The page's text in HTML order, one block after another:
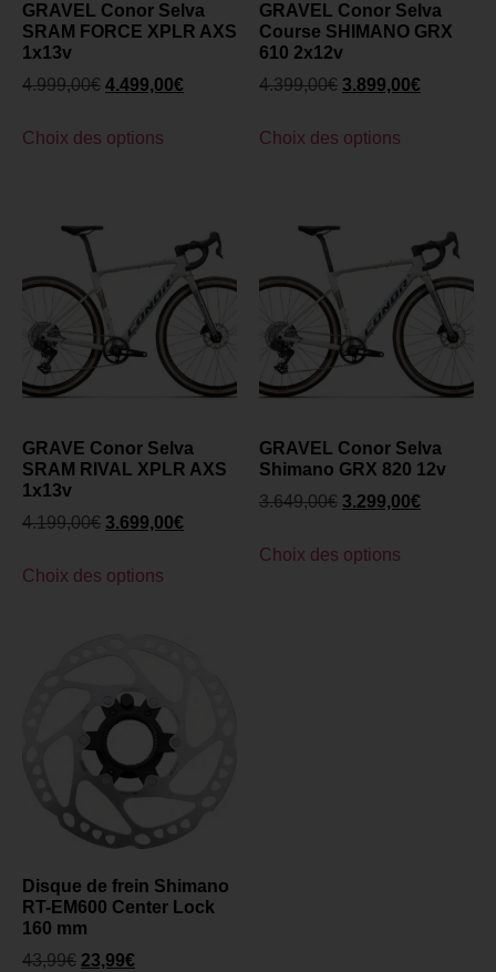
GRAVEL Conor Selva
SRAM FORCE XPLR AXS
1x13v
4.999,00€ 4.499,00€
Choix des options
GRAVEL Conor Selva
Course SHIMANO GRX
610 2x12v
4.399,00€ 3.899,00€
Choix des options
GRAVE Conor Selva
SRAM RIVAL XPLR AXS
1x13v
4.199,00€ 3.699,00€
Choix des options
GRAVEL Conor Selva
Shimano GRX 820 12v
3.649,00€ 3.299,00€
Choix des options
Disque de frein Shimano
RT-EM600 Center Lock
160 mm
43,99€ 23,99€